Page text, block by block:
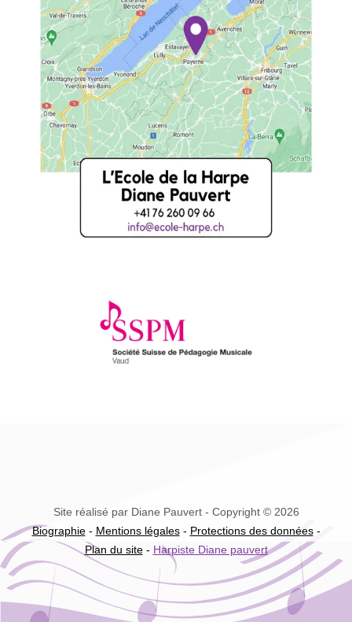
Site réalisé par Diane Pauvert - Copyright © 2026
Biographie- Mentions légales- Protections des données-
Plan du site- Harpiste Diane pauvert